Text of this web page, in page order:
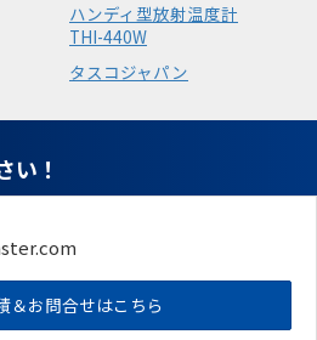
ハンディ型放射温度計
THI-440W
タスコジャパン
い！
＆お問合せはこちら